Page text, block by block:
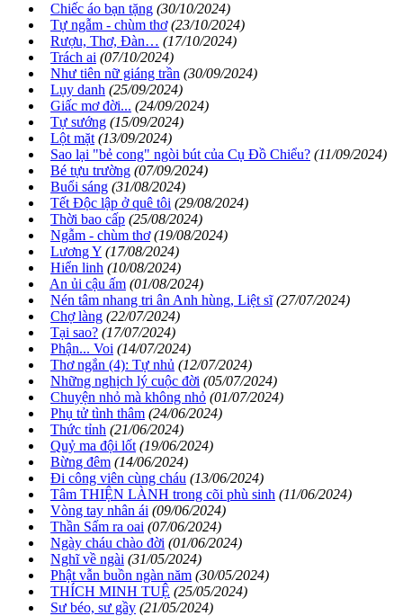
Chiếc áo bạn tặng (30/10/2024)
Tự ngẫm - chùm thơ (23/10/2024)
Rượu, Thơ, Đàn… (17/10/2024)
Trách ai (07/10/2024)
Như tiên nữ giáng trần (30/09/2024)
Lụy danh (25/09/2024)
Giấc mơ đời... (24/09/2024)
Tự sướng (15/09/2024)
Lột mặt (13/09/2024)
Sao lại "bẻ cong" ngòi bút của Cụ Đồ Chiểu? (11/09/2024)
Bé tựu trường (07/09/2024)
Buổi sáng (31/08/2024)
Tết Độc lập ở quê tôi (29/08/2024)
Thời bao cấp (25/08/2024)
Ngẫm - chùm thơ (19/08/2024)
Lương Y (17/08/2024)
Hiển linh (10/08/2024)
An ủi cậu ấm (01/08/2024)
Nén tâm nhang tri ân Anh hùng, Liệt sĩ (27/07/2024)
Chợ làng (22/07/2024)
Tại sao? (17/07/2024)
Phận... Voi (14/07/2024)
Thơ ngắn (4): Tự nhủ (12/07/2024)
Những nghịch lý cuộc đời (05/07/2024)
Chuyện nhỏ mà không nhỏ (01/07/2024)
Phụ tử tình thâm (24/06/2024)
Thức tỉnh (21/06/2024)
Quỷ ma đội lốt (19/06/2024)
Bừng đêm (14/06/2024)
Đi công viên cùng cháu (13/06/2024)
Tâm THIỆN LÀNH trong cõi phù sinh (11/06/2024)
Vòng tay nhân ái (09/06/2024)
Thần Sấm ra oai (07/06/2024)
Ngày cháu chào đời (01/06/2024)
Nghĩ về ngài (31/05/2024)
Phật vẫn buồn ngàn năm (30/05/2024)
THÍCH MINH TUỆ (25/05/2024)
Sư béo, sư gầy (21/05/2024)